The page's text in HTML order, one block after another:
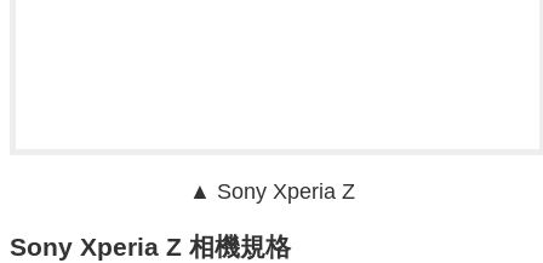
▲ Sony Xperia Z
Sony Xperia Z 相機規格